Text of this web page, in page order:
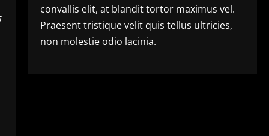
convallis elit, at blandit tortor maximus vel.
Praesent tristique velit quis tellus ultricies,
non molestie odio lacinia.